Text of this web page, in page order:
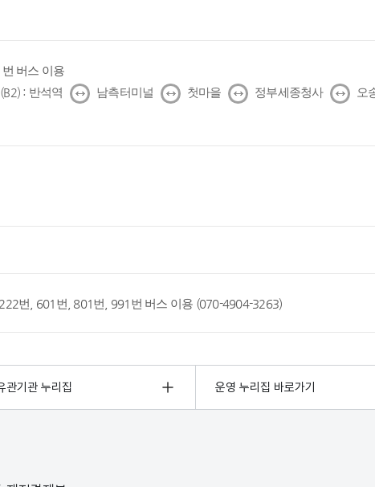
번 버스 이용
: 반석역 ↔ 남측터미널 ↔ 첫마을 ↔ 정부세종청사 ↔
오
222번, 601번, 801번, 991번 버스 이용 (070-4904-3263)
관기관 누리집 운영 누리집 바로가기